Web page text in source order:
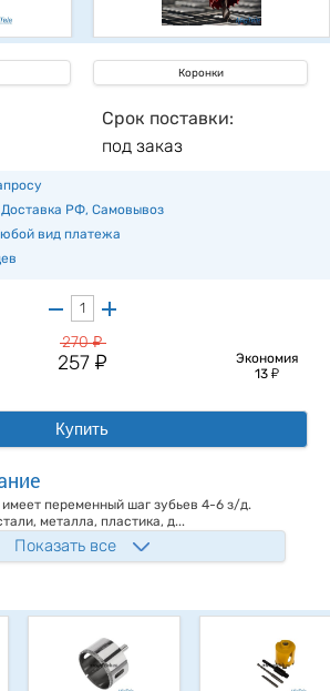
Коронки
Срок поставки:
под заказ
Доставка РФ, Самовывоз
вид платежа
270у
257 у
Экономия
13у
Купить
переменный шаг зубьев 4-6 з/д.
металла, пластика, д...
Показать все